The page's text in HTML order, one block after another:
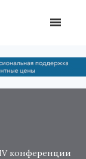
конференции